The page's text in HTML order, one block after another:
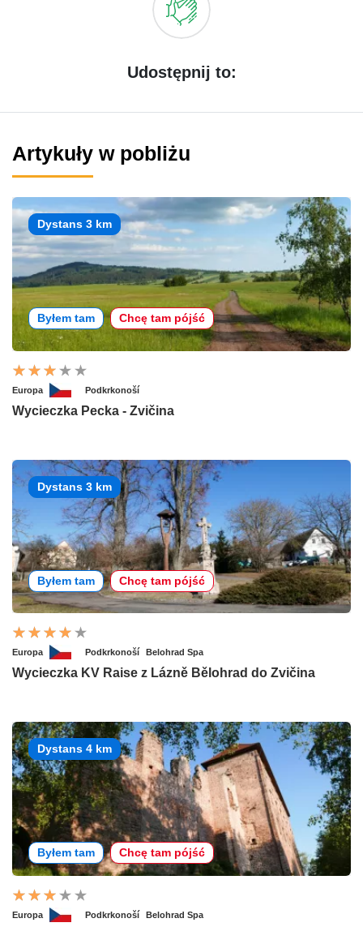
Udostępnij to:
Artykuły w pobliżu
Dystans 3 km
Byłem tam Chcę tam pójść
Europa Podkrkonoší
Wycieczka Pecka - Zvičina
Dystans 3 km
Byłem tam Chcę tam pójść
Europa Podkrkonoší Belohrad Spa
Wycieczka KV Raise z Lázně Bělohrad do Zvičina
Dystans 4 km
Byłem tam Chcę tam pójść
Europa Podkrkonoší Belohrad Spa